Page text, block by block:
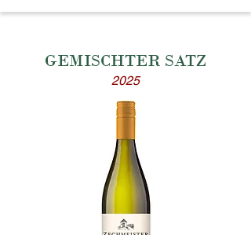
GEMISCHTER SATZ
2025